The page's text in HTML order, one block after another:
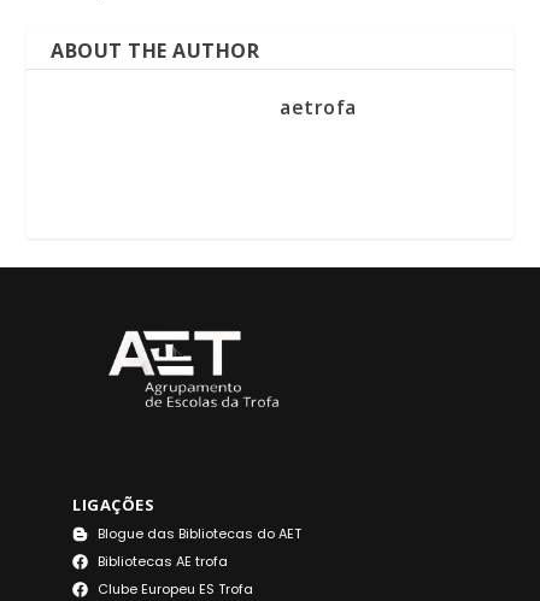
ABOUT THE AUTHOR
aetrofa
LIGAÇÕES
Blogue das Bibliotecas do AET
Bibliotecas AE trofa
Clube Europeu ES Trofa